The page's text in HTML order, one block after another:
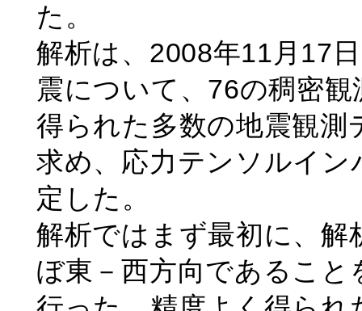
た。
解析は、2008年11月17
震について、76の稠密
得られた多数の地震観
求め、応力テンソルイ
定した。
解析ではまず最初に、解
ぼ東－西方向であるこ